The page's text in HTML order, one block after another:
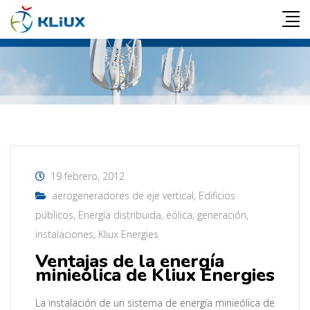
19 febrero, 2012
aerogeneradores de eje vertical, Edificios
públicos, Energía distribuida, eólica, generación,
instalaciones, Kliux Energies
Ventajas de la energía
minieólica de Kliux Energies
La instalación de un sistema de energía minieólica de